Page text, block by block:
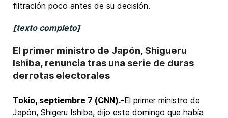
filtración poco antes de su decisión.
[texto completo]
El primer ministro de Japón, Shigueru
Ishiba, renuncia tras una serie de duras
derrotas electorales
Tokio, septiembre 7 (CNN).-El primer ministro de
Japón, Shigeru Ishiba, dijo este domingo que había